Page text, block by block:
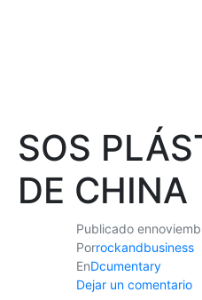
Publicado en
Porrockandbusiness
EnDcumentary
Dejar un comentario
SOS
DE CHINA